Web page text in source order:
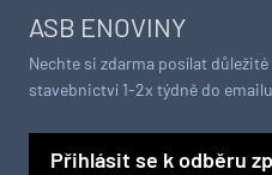
ASB ENOVINY
Nechte si zdarma posílat
stavebnictví 1-2x týdně do
Přihlásit se k odběru